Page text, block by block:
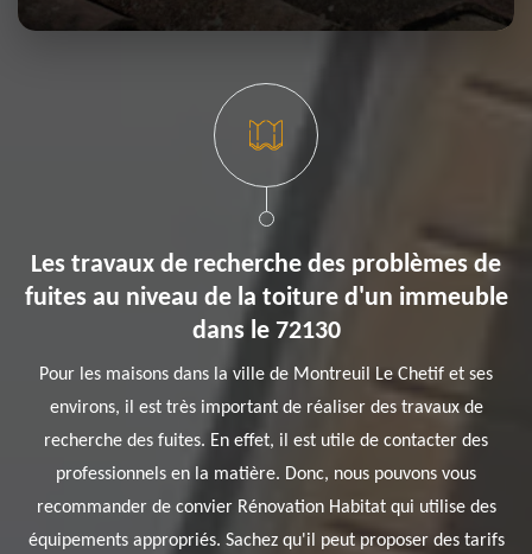
Les travaux de recherche des problèmes de
fuites au niveau de la toiture d'un immeuble
dans le 72130
Pour les maisons dans la ville de Montreuil Le Chetif et ses
environs, il est très important de réaliser des travaux de
recherche des fuites. En effet, il est utile de contacter des
professionnels en la matière. Donc, nous pouvons vous
recommander de convier Rénovation Habitat qui utilise des
équipements appropriés. Sachez qu'il peut proposer des tarifs